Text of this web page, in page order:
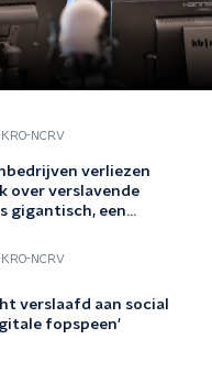
KRO-NCRV
verliezen
over verslavende
gigantisch, een
KRO-NCRV
verslaafd aan social
fopspeen'